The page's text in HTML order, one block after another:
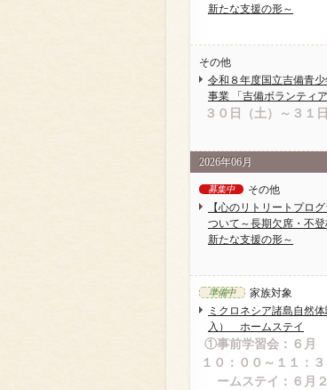
新たな支援の形～
その他
令和８年度国立吉備青
事業 「吉備ボランティア
３０日（土）～３１
2026年06月
募集中
その他
【心のリトリートプロ
ついて～長期欠席・不
新たな支援の形～
準備中
家族対象
ミクロネシア諸島自然
入） ホームステイ
①事前学習会：６月
１０：００～１
ームステイ：６月